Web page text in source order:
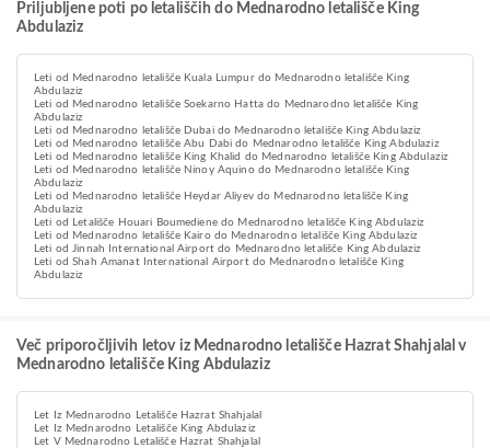
Priljubljene poti po letališčih do Mednarodno letališče King
Abdulaziz
Leti od Mednarodno letališče Kuala Lumpur do Mednarodno letališče King
Abdulaziz
Leti od Mednarodno letališče Soekarno Hatta do Mednarodno letališče King
Abdulaziz
Leti od Mednarodno letališče Dubai do Mednarodno letališče King Abdulaziz
Leti od Mednarodno letališče Abu Dabi do Mednarodno letališče King Abdulaziz
Leti od Mednarodno letališče King Khalid do Mednarodno letališče King Abdulaziz
Leti od Mednarodno letališče Ninoy Aquino do Mednarodno letališče King
Abdulaziz
Leti od Mednarodno letališče Heydar Aliyev do Mednarodno letališče King
Abdulaziz
Leti od Letališče Houari Boumediene do Mednarodno letališče King Abdulaziz
Leti od Mednarodno letališče Kairo do Mednarodno letališče King Abdulaziz
Leti od Jinnah International Airport do Mednarodno letališče King Abdulaziz
Leti od Shah Amanat International Airport do Mednarodno letališče King
Abdulaziz
Več priporočljivih letov iz Mednarodno letališče Hazrat Shahjalal v
Mednarodno letališče King Abdulaziz
Let Iz Mednarodno Letališče Hazrat Shahjalal
Let Iz Mednarodno Letališče King Abdulaziz
Let V Mednarodno Letališče Hazrat Shahjalal